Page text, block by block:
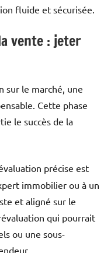
fluide et sécurisée.
vente : jeter
sur le marché, une
Cette phase
le succès de la
précise est
immobilier ou à un
et aligné sur le
qui pourrait
ou une sous-